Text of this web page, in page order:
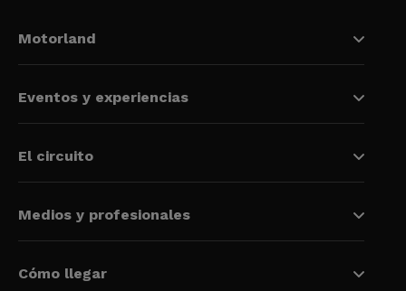
Motorland
Eventos y experiencias
El circuito
Medios y profesionales
Cómo llegar